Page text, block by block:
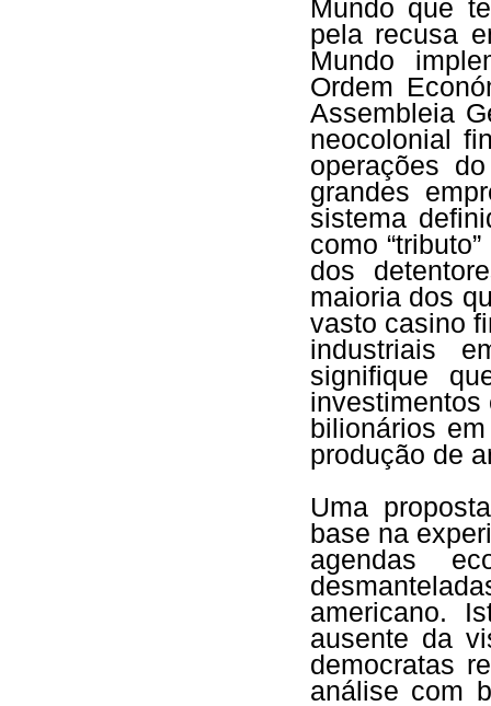
Mundo que
pela recusa
Mundo
Ordem
Assembleia
neocolonial
operações
grandes
sistema
como
dos
maioria dos
vasto casino
industriais
signifique
bilionários
produção de
Uma
base na
agendas
americano.
ausente da
democratas
análise com